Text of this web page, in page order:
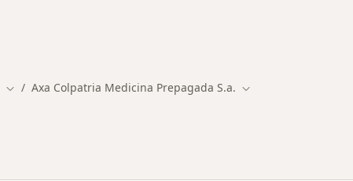
Cambiar de ciudad
Axa Colpatria Medicina Prepagada S.a. Cambiar de ciudad